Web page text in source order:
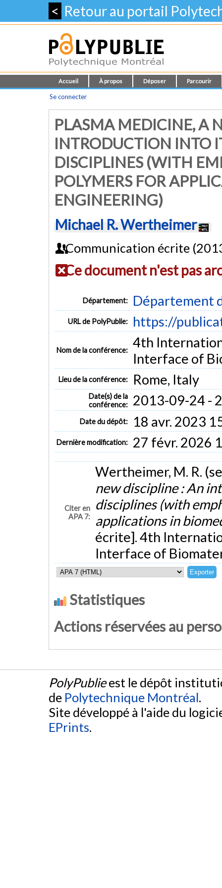
< Retour au portail
Accueil À propos Déposer Parcourir
Se connecter
PLASMA MEDICINE, A
INTRODUCTION INTO
DISCIPLINES (WITH
POLYMERS FOR
ENGINEERING)
Michael R. Wertheimer
Communication écrite
Ce document n'est pas
Département: Département
URL de PolyPublie: https://
Nom de la conférence: 4th
Interface of
Lieu de la conférence: Rome, Italy
Date(s) de la
conférence:
2013-09-24 -
Date du dépôt: 18 avr. 2023
Dernière modification: 27 févr. 2026
Citer en
APA 7:
Wertheimer, M. R.
new discipline : An
disciplines (with
applications in
écrite]. 4th
Interface of
Statistiques
Actions réservées au
PolyPublieest le dépôt
de Polytechnique Montréal.
Site développé à l'aide du
EPrints.